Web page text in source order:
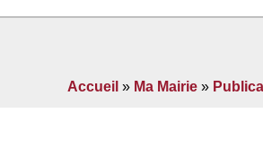
Accueil » Ma Mairie »